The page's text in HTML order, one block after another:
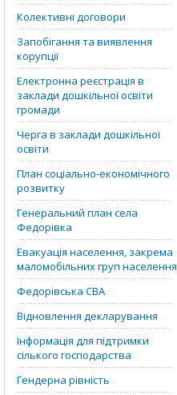
Колективні договори
Запобігання та виявлення
корупції
Електронна реєстрація в
заклади дошкільної освіти
громади
Черга в заклади дошкільної
освіти
План соціально-економічного
розвитку
Генеральний план села
Федорівка
Евакуація населення, закрема
маломобільних груп населення
Федорівська СВА
Відновлення декларування
Інформація для підтримки
сілького господарства
Гендерна рівність